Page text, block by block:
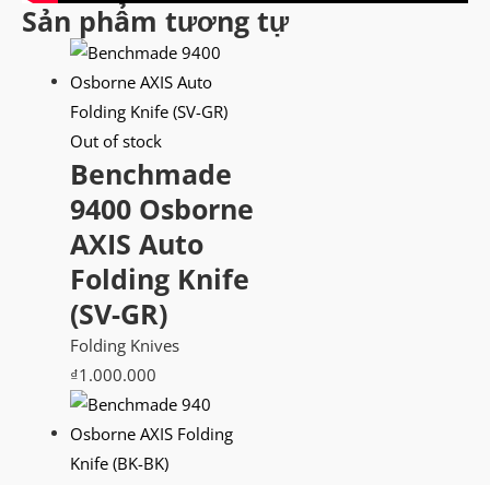
Sản phẩm tương tự
Out of stock
Benchmade
9400 Osborne
AXIS Auto
Folding Knife
(SV-GR)
Folding Knives
₫1.000.000